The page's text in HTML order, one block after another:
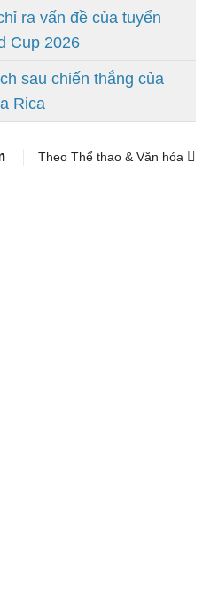
ra vấn đề của tuyển
Cup 2026
sau chiến thắng của
Rica
Theo Thể thao & Văn hóa